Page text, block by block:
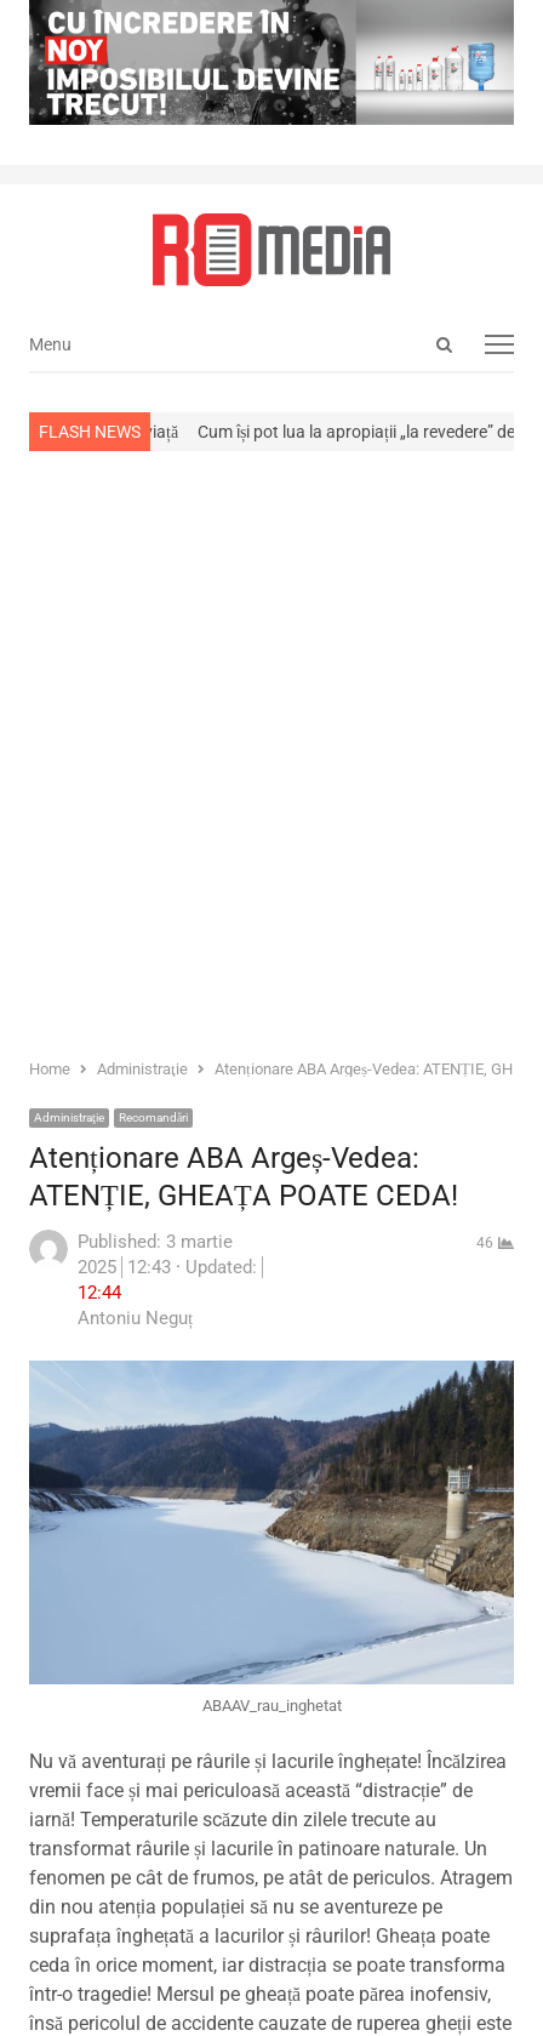
Open
Menu
Menu
FLASH NEWS
a stins din viață Cum își pot lua la apropiații „la revedere” de la…
Home Administraţie Atenționare ABA Argeș-Vedea: ATENȚIE,
Administraţie Recomandări
Atenționare ABA Argeș-Vedea:
ATENȚIE, GHEAȚA POATE CEDA!
Published: 3 martie
2025 12:43
Updated:
12:44
Author
Antoniu Neguț
46
ABAAV_rau_inghetat
Nu vă aventurați pe râurile și lacurile înghețate! Încălzirea
vremii face și mai periculoasă această “distracție” de
iarnă! Temperaturile scăzute din zilele trecute au
transformat râurile și lacurile în patinoare naturale. Un
fenomen pe cât de frumos, pe atât de periculos. Atragem
din nou atenția populației să nu se aventureze pe
suprafața înghețată a lacurilor și râurilor! Gheața poate
ceda în orice moment, iar distracția se poate transforma
într-o tragedie! Mersul pe gheață poate părea inofensiv,
însă pericolul de accidente cauzate de ruperea gheții este